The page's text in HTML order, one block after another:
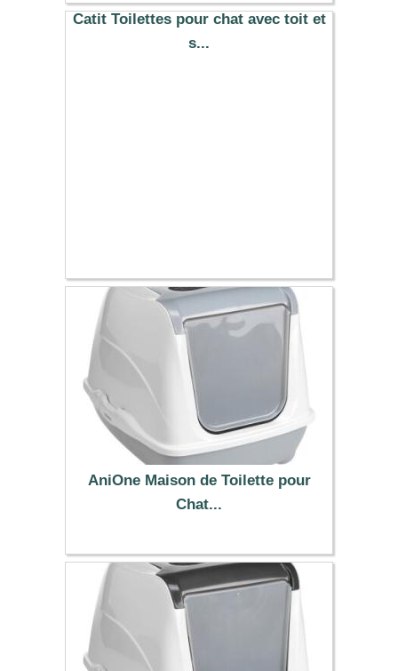
Catit Toilettes pour chat avec toit et
s...
AniOne Maison de Toilette pour
Chat...
17.99 €